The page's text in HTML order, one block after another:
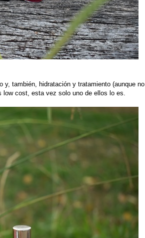
y, también, hidratación y tratamiento (aunque no
low cost, esta vez solo uno de ellos lo es.